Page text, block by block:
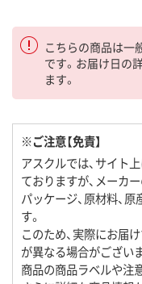
こちらの商品は一
です。お届け日の
ます。
※ご注意【免責】
アスクルでは、サイト
ておりますが、メーカー
パッケージ、原材料、
す。
このため、実際にお届
が異なる場合がござい
商品の商品ラベルや注